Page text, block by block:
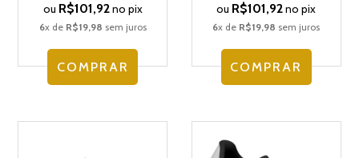
ou R$101,92no pix
6x de R$19,98 sem juros
COMPRAR
ou R$101,92no pix
6x de R$19,98 sem juros
COMPRAR